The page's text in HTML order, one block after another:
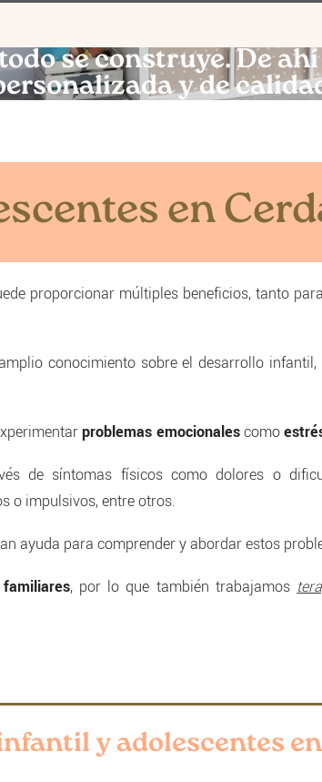
se construye. De
y de
en
proporcionar múltiples beneficios, tanto
conocimiento sobre el desarrollo
problemas emocionalescomo
de síntomas físicos como dolores o
o impulsivos, entre otros.
ayuda para comprender y abordar estos
, por lo que también trabajamos
y adolescentes